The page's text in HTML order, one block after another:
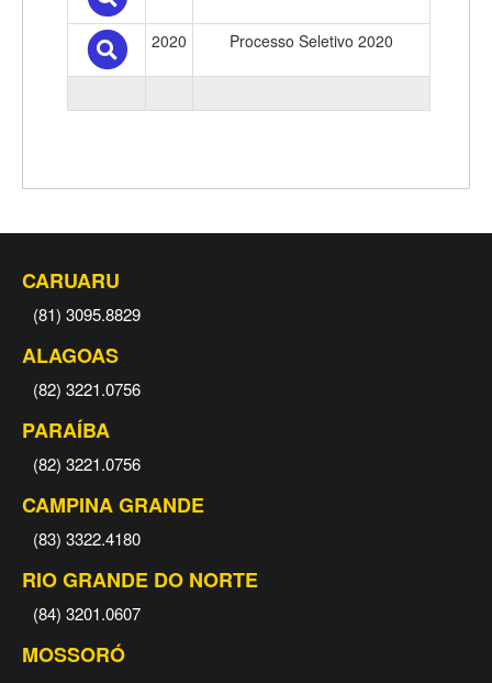
2020 Processo Seletivo 2020
CARUARU
(81) 3095.8829
ALAGOAS
(82) 3221.0756
PARAÍBA
(82) 3221.0756
CAMPINA GRANDE
(83) 3322.4180
RIO GRANDE DO NORTE
(84) 3201.0607
MOSSORÓ